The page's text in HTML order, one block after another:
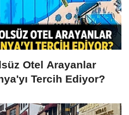
Otel Arayanlar
Tercih Ediyor?